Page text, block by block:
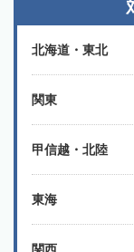
北海道・東北
関東
甲信越・北陸
東海
関西